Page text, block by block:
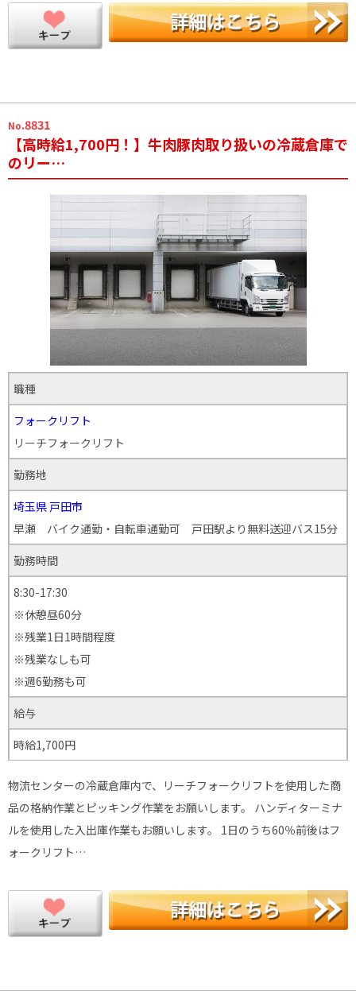
No.8831
【高時給1,700円！】牛肉豚肉取り扱いの冷蔵倉庫で
のリー…
職種
フォークリフト
リーチフォークリフト
勤務地
埼玉県 戸田市
早瀬 バイク通勤・自転車通勤可 戸田駅より無料送迎バス15分
勤務時間
8:30-17:30
※休憩昼60分
※残業1日1時間程度
※残業なしも可
※週6勤務も可
給与
時給1,700円
物流センターの冷蔵倉庫内で、リーチフォークリフトを使用した商
品の格納作業とピッキング作業をお願いします。 ハンディターミナ
ルを使用した入出庫作業もお願いします。 1日のうち60％前後はフ
ォークリフト…